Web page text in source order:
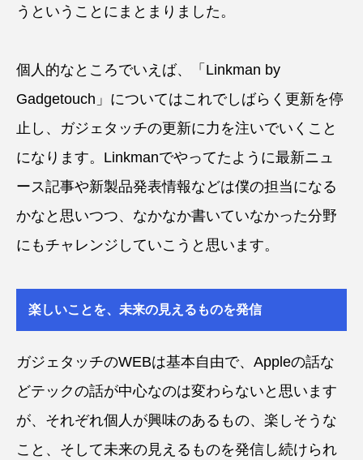
うということにまとまりました。
個人的なところでいえば、「Linkman by
Gadgetouch」についてはこれでしばらく更新を停
止し、ガジェタッチの更新に力を注いでいくこと
になります。Linkmanでやってたように最新ニュ
ース記事や新製品発表情報などは僕の担当になる
かなと思いつつ、なかなか書いていなかった分野
にもチャレンジしていこうと思います。
楽しいことを、未来の見えるものを発信
ガジェタッチのWEBは基本自由で、Appleの話な
どテックの話が中心なのは変わらないと思います
が、それぞれ個人が興味のあるもの、楽しそうな
こと、そして未来の見えるものを発信し続けられ